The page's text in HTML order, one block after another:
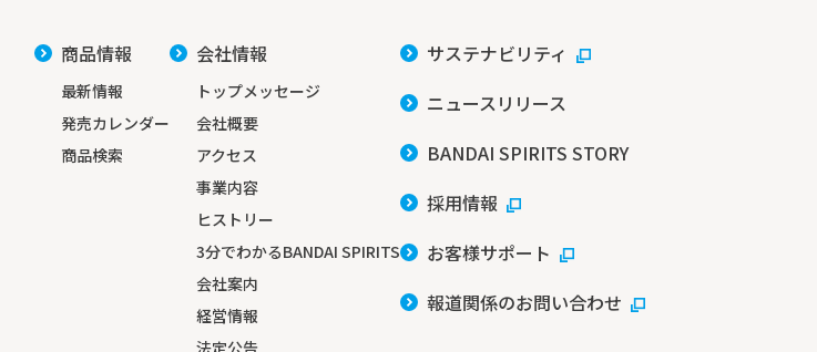
商品情報
最新情報
発売カレンダー
商品検索
会社情報
トップメッセージ
会社概要
アクセス
事業内容
ヒストリー
3分でわかるBANDAI SPIRITS
会社案内
経営情報
サステナビリティ
ニュースリリース
BANDAI SPIRITS STORY
採用情報
お客様サポート
報道関係のお問い合わせ